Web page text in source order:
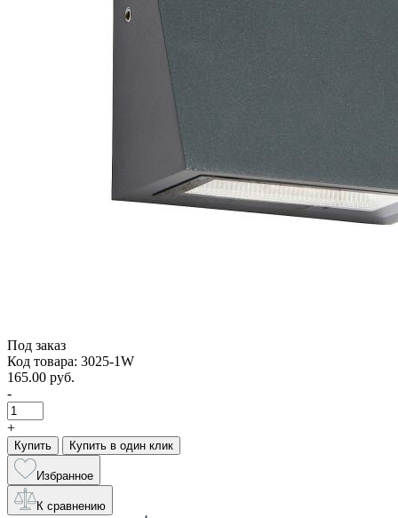
Под заказ
Код товара: 3025-1W
165.00 руб.
-
+
Купить Купить в один клик
Избранное
К сравнению